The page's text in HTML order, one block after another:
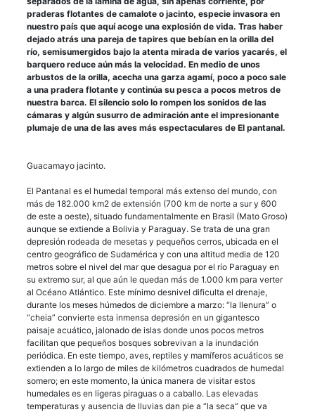
praderas flotantes de camalote o jacinto, especie invasora en
nuestro país que aquí acoge una explosión de vida. Tras haber
dejado atrás una pareja de tapires que bebían en la orilla del
río, semisumergidos bajo la atenta mirada de varios yacarés, el
barquero reduce aún más la velocidad. En medio de unos
arbustos de la orilla, acecha una garza agamí, poco a poco sale
a una pradera flotante y continúa su pesca a pocos metros de
nuestra barca. El silencio solo lo rompen los sonidos de las
cámaras y algún susurro de admiración ante el impresionante
plumaje de una de las aves más espectaculares de El pantanal.
Guacamayo jacinto.
El Pantanal es el humedal temporal más extenso del mundo, con
más de 182.000 km2 de extensión (700 km de norte a sur y 600
de este a oeste), situado fundamentalmente en Brasil (Mato Groso)
aunque se extiende a Bolivia y Paraguay. Se trata de una gran
depresión rodeada de mesetas y pequeños cerros, ubicada en el
centro geográfico de Sudamérica y con una altitud media de 120
metros sobre el nivel del mar que desagua por el río Paraguay en
su extremo sur, al que aún le quedan más de 1.000 km para verter
al Océano Atlántico. Este mínimo desnivel dificulta el drenaje,
durante los meses húmedos de diciembre a marzo: “la llenura” o
“cheia” convierte esta inmensa depresión en un gigantesco
paisaje acuático, jalonado de islas donde unos pocos metros
facilitan que pequeños bosques sobrevivan a la inundación
periódica. En este tiempo, aves, reptiles y mamíferos acuáticos se
extienden a lo largo de miles de kilómetros cuadrados de humedal
somero; en este momento, la única manera de visitar estos
humedales es en ligeras piraguas o a caballo. Las elevadas
temperaturas y ausencia de lluvias dan pie a “la seca” que va